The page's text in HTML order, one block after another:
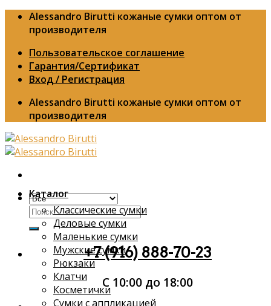
Skip Alessandro Birutti кожаные сумки оптом от
производителя
Пользовательское соглашение
Гарантия/Сертификат
Вход / Регистрация
Alessandro Birutti кожаные сумки оптом от
производителя
Искать:
+7 (916) 888-70-23
С 10:00 до 18:00
Каталог
Классические сумки
Деловые сумки
Маленькие сумки
Мужские сумки
Рюкзаки
Клатчи
Косметички
Сумки с аппликацией